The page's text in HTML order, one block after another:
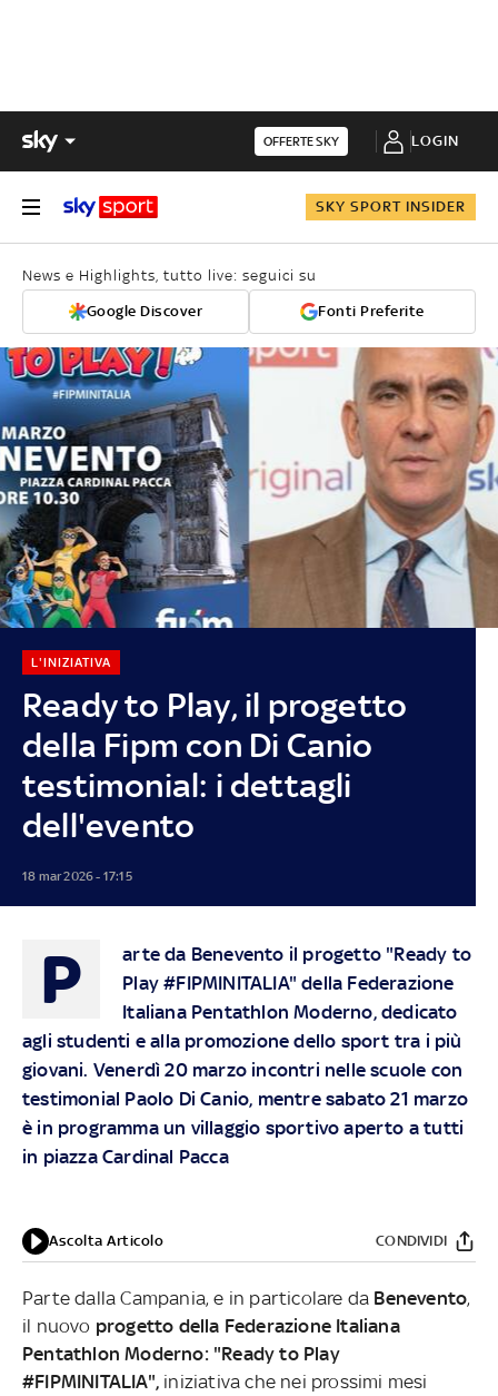
OFFERTE SKY LOGIN
SKY SPORT INSIDER
News e Highlights, tutto live: seguici su
Google Discover Fonti Preferite
Ready to Play, il progetto
della Fipm con Di Canio
testimonial: i dettagli
dell'evento
L'INIZIATIVA
18 mar 2026 - 17:15
P
arte da Benevento il progetto "Ready to
Play #FIPMINITALIA" della Federazione
Italiana Pentathlon Moderno, dedicato
agli studenti e alla promozione dello sport tra i più
giovani. Venerdì 20 marzo incontri nelle scuole con
testimonial Paolo Di Canio, mentre sabato 21 marzo
è in programma un villaggio sportivo aperto a tutti
in piazza Cardinal Pacca
Ascolta Articolo CONDIVIDI
Parte dalla Campania, e in particolare da Benevento,
il nuovo progetto della Federazione Italiana
Pentathlon Moderno: "Ready to Play
#FIPMINITALIA", iniziativa che nei prossimi mesi